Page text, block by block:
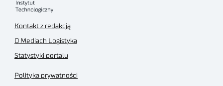
Kontakt z redakcją
O Mediach Logistyka
Statystyki portalu
Polityka prywatności